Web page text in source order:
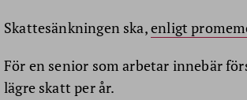
Skattesänkningen ska,enligt
För en senior som arbetar innebär
lägre skatt per år.